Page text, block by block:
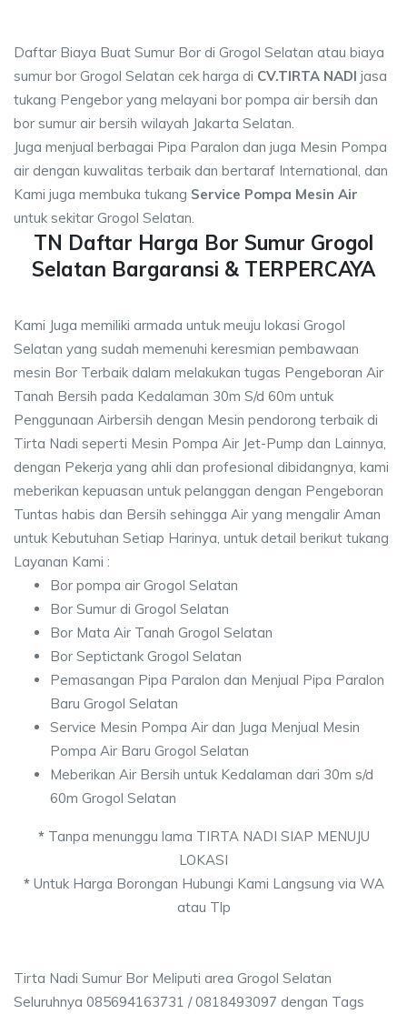
Daftar Biaya Buat Sumur Bor di Grogol Selatan atau biaya
sumur bor Grogol Selatan cek harga di CV.TIRTA NADI jasa
tukang Pengebor yang melayani bor pompa air bersih dan
bor sumur air bersih wilayah Jakarta Selatan.
Juga menjual berbagai Pipa Paralon dan juga Mesin Pompa
air dengan kuwalitas terbaik dan bertaraf International, dan
Kami juga membuka tukang Service Pompa Mesin Air
untuk sekitar Grogol Selatan.
TN Daftar Harga Bor Sumur Grogol
Selatan Bargaransi & TERPERCAYA
Kami Juga memiliki armada untuk meuju lokasi Grogol
Selatan yang sudah memenuhi keresmian pembawaan
mesin Bor Terbaik dalam melakukan tugas Pengeboran Air
Tanah Bersih pada Kedalaman 30m S/d 60m untuk
Penggunaan Airbersih dengan Mesin pendorong terbaik di
Tirta Nadi seperti Mesin Pompa Air Jet-Pump dan Lainnya,
dengan Pekerja yang ahli dan profesional dibidangnya, kami
meberikan kepuasan untuk pelanggan dengan Pengeboran
Tuntas habis dan Bersih sehingga Air yang mengalir Aman
untuk Kebutuhan Setiap Harinya, untuk detail berikut tukang
Layanan Kami :
Bor pompa air Grogol Selatan
Bor Sumur di Grogol Selatan
Bor Mata Air Tanah Grogol Selatan
Bor Septictank Grogol Selatan
Pemasangan Pipa Paralon dan Menjual Pipa Paralon
Baru Grogol Selatan
Service Mesin Pompa Air dan Juga Menjual Mesin
Pompa Air Baru Grogol Selatan
Meberikan Air Bersih untuk Kedalaman dari 30m s/d
60m Grogol Selatan
*Tanpa menunggu lama TIRTA NADI SIAP MENUJU
LOKASI
*Untuk Harga Borongan Hubungi Kami Langsung via WA
atau Tlp
Tirta Nadi Sumur Bor Meliputi area Grogol Selatan
Seluruhnya 085694163731 / 0818493097 dengan Tags